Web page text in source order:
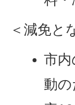
＜減免と
市
動